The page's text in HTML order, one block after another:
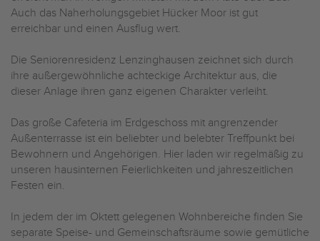
Auch das Naherholungsgebiet Hücker Moor ist gut
erreichbar und einen Ausflug wert.
Die Seniorenresidenz Lenzinghausen zeichnet sich durch
ihre außergewöhnliche achteckige Architektur aus, die
dieser Anlage ihren ganz eigenen Charakter verleiht.
Das große Cafeteria im Erdgeschoss mit angrenzender
Außenterrasse ist ein beliebter und belebter Treffpunkt bei
Bewohnern und Angehörigen. Hier laden wir regelmäßig zu
unseren hausinternen Feierlichkeiten und jahreszeitlichen
Festen ein.
In jedem der im Oktett gelegenen Wohnbereiche finden Sie
separate Speise- und Gemeinschaftsräume sowie gemütliche